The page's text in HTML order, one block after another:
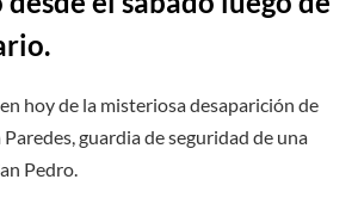
hoy de la misteriosa desaparición de
guardia de seguridad de una
Pedro.